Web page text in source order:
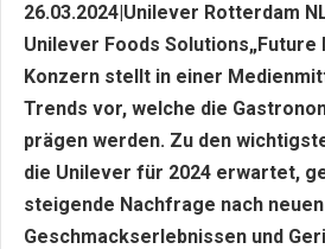
26.03.2024|Unilever Rotterdam
Unilever Foods Solutions„Future
Konzern stellt in einer
Trends vor, welche die
prägen werden. Zu den
die Unilever für 2024 erwartet,
steigende Nachfrage nach neuen
Geschmackserlebnissen und